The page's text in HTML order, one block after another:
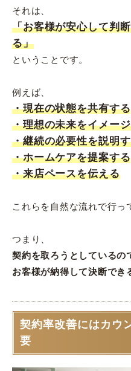
それは、
「お客様が安心して判
る」
ということです。
例えば、
・現在の状態を共有する
・理想の未来をイメー
・継続の必要性を説明
・ホームケアを提案する
・来店ペースを伝える
これらを自然な流れで行っ
つまり、
契約を取ろうとしているの
お客様が納得して決断でき
契約率改善にはカウ
要